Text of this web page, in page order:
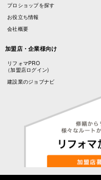
プロショップを探す
お役立ち情報
会社概要
加盟店・企業様向け
リフォマPRO
（加盟店ログイン)
建設業のジョブナビ